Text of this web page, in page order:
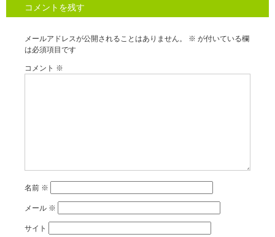
コメントを残す
メールアドレスが公開されることはありません。 ※ が付いている欄
は必須項目です
コメント ※
名前 ※
メール ※
サイト